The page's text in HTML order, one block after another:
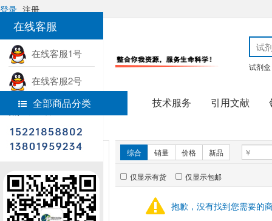
在线客服
在线客服1号
在线客服2号
热线电话
登录 注册
试剂盒
全部商品分类 技术服务 引用文献
首页
实验试剂
新品推荐
暂无推荐商品
销量排行
综合 销量 价格 新品
仅显示有货 仅显示包邮
抱歉，没有找到您需要的